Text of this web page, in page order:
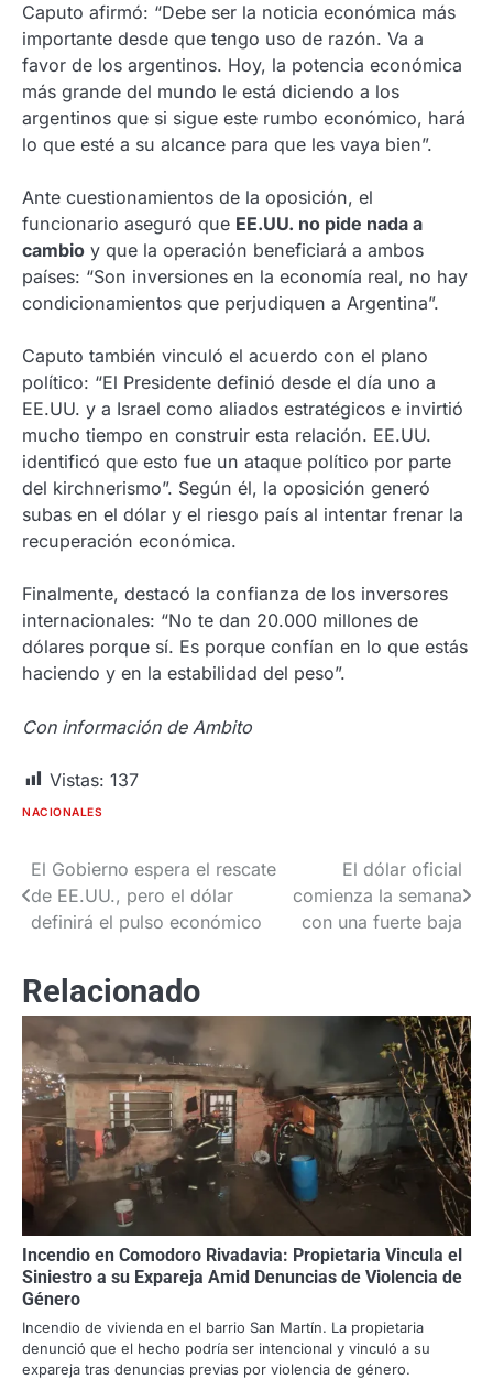
Caputo afirmó: “Debe ser la noticia económica más
importante desde que tengo uso de razón. Va a
favor de los argentinos. Hoy, la potencia económica
más grande del mundo le está diciendo a los
argentinos que si sigue este rumbo económico, hará
lo que esté a su alcance para que les vaya bien”.
Ante cuestionamientos de la oposición, el
funcionario aseguró que EE.UU. no pide nada a
cambio y que la operación beneficiará a ambos
países: “Son inversiones en la economía real, no hay
condicionamientos que perjudiquen a Argentina”.
Caputo también vinculó el acuerdo con el plano
político: “El Presidente definió desde el día uno a
EE.UU. y a Israel como aliados estratégicos e invirtió
mucho tiempo en construir esta relación. EE.UU.
identificó que esto fue un ataque político por parte
del kirchnerismo”. Según él, la oposición generó
subas en el dólar y el riesgo país al intentar frenar la
recuperación económica.
Finalmente, destacó la confianza de los inversores
internacionales: “No te dan 20.000 millones de
dólares porque sí. Es porque confían en lo que estás
haciendo y en la estabilidad del peso”.
Con información de Ambito
Vistas: 137
NACIONALES
Navegación
de
El Gobierno espera el rescate
de EE.UU., pero el dólar
definirá el pulso económico
El dólar oficial
comienza la semana
con una fuerte baja
Relacionado
Incendio en Comodoro Rivadavia: Propietaria Vincula el
Siniestro a su Expareja Amid Denuncias de Violencia de
Género
Incendio de vivienda en el barrio San Martín. La propietaria
denunció que el hecho podría ser intencional y vinculó a su
expareja tras denuncias previas por violencia de género.